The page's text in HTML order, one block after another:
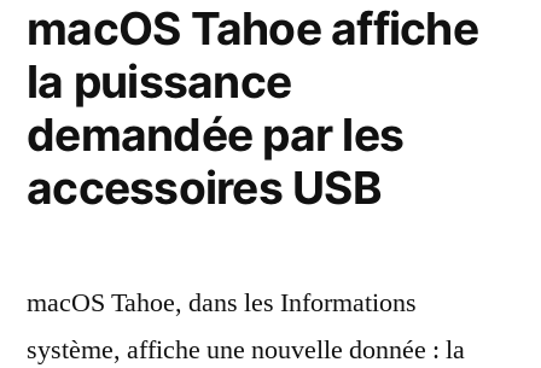
corbeille
macOS
Tahoe
macOS Tahoe affiche
la puissance
demandée par les
accessoires USB
macOS Tahoe, dans les Informations
système, affiche une nouvelle donnée : la